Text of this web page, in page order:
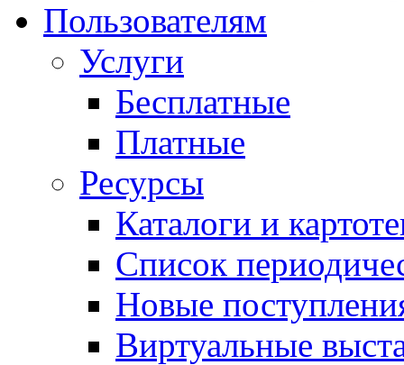
Пользователям
Услуги
Бесплатные
Платные
Ресурсы
Каталоги и
Список
Новые
Виртуальные